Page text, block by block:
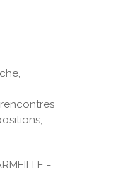
… .
-